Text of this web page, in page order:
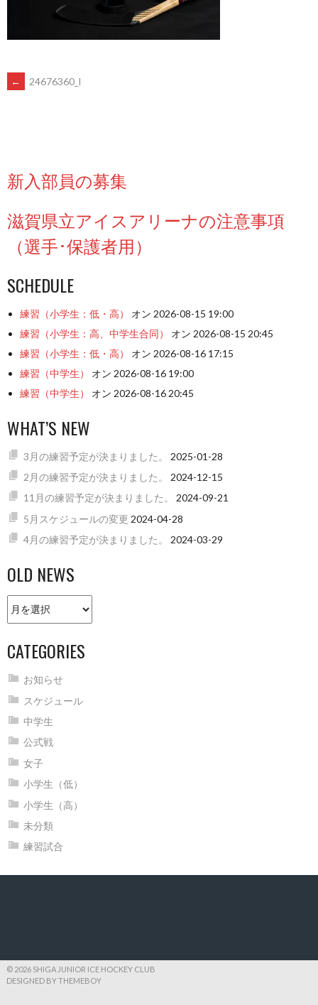
POST
← 24676360_l
新入部員の募集
滋賀県立アイスアリーナの注意事項
（選手･保護者用）
SCHEDULE
練習（小学生：低・高）
オン 2026-08-15 19:00
練習（小学生：高、中学生合同）
オン 2026-08-15 20:45
練習（小学生：低・高）
オン 2026-08-16 17:15
練習（中学生）
オン 2026-08-16 19:00
練習（中学生）
オン 2026-08-16 20:45
WHAT’S NEW
3月の練習予定が決まりました。
2025-01-28
2月の練習予定が決まりました。
2024-12-15
11月の練習予定が決まりました。
2024-09-21
5月スケジュールの変更 2024-04-28
4月の練習予定が決まりました。
2024-03-29
OLD NEWS
news
CATEGORIES
お知らせ
スケジュール
中学生
公式戦
女子
小学生（低）
小学生（高）
未分類
練習試合
© 2026 SHIGA JUNIOR ICE HOCKEY CLUB
DESIGNED BY THEMEBOY